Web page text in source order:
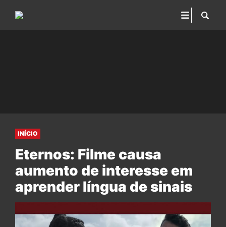
INÍCIO
Eternos: Filme causa
aumento de interesse em
aprender língua de sinais